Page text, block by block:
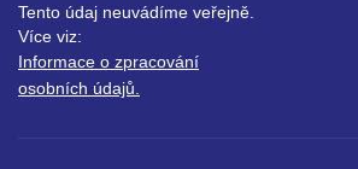
Tento údaj neuvádíme veřejně.
Více viz:
Informace o zpracování
osobních údajů.